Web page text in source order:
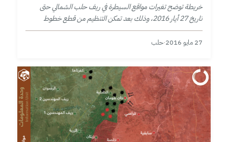
خريطة توضح تغيرات مواقع السيطرة في ريف حلب الشمالي حتى
تاريخ 27 أيار 2016، وذلك بعد تمكن التنظيم من قطع خطوط
الإمداد عن مدينة مارع.
27 مايو 2016 ·حلب